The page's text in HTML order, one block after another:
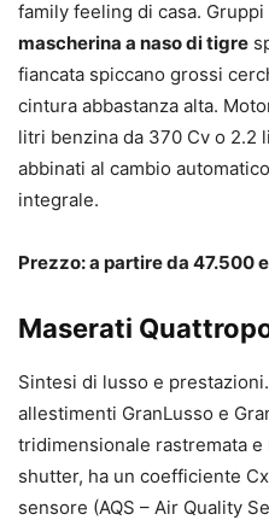
family feeling di casa.
mascherina a naso di tigre
fiancata spiccano grossi
cintura abbastanza alta.
litri benzina da 370 Cv o 2.2
abbinati al cambio
integrale.
Prezzo: a partire da 47.500
Maserati
Sintesi di lusso e
allestimenti GranLusso e
tridimensionale rastremata e
shutter, ha un coefficiente
sensore (AQS – Air Quality